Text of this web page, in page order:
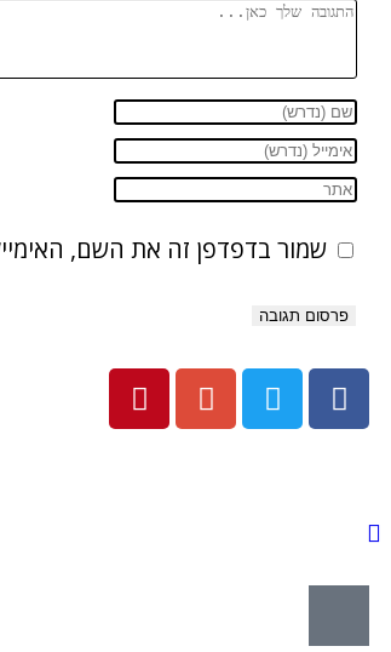
שמור בדפדפן זה את השם,